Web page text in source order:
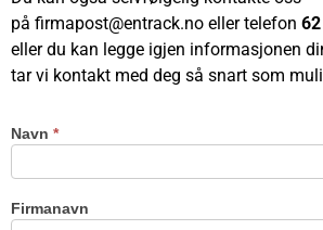
på firmapost@entrack.no eller telefon
eller du kan legge igjen informasjonen
tar vi kontakt med deg så snart som
Kontakt
Navn *
Firmanavn